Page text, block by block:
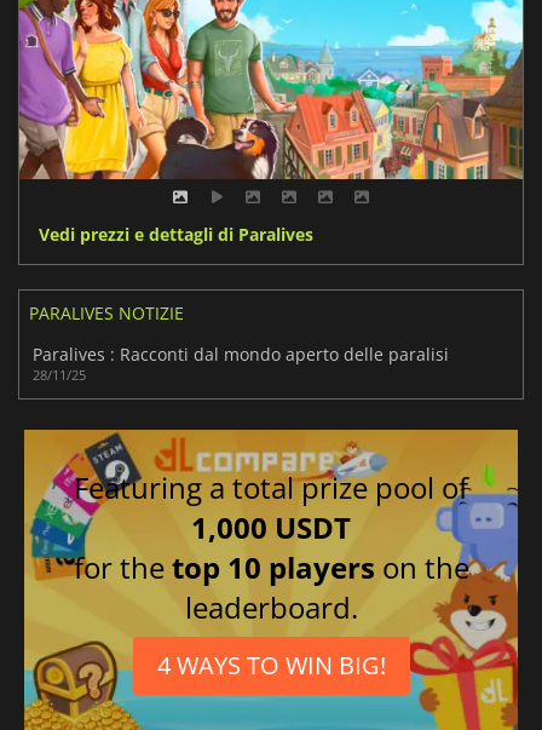
Vedi prezzi e dettagli di Paralives
PARALIVES NOTIZIE
Paralives : Racconti dal mondo aperto delle paralisi
28/11/25
Featuring a total prize pool of
1,000 USDT
for thetop 10 players on the
leaderboard.
4 WAYS TO WIN BIG!